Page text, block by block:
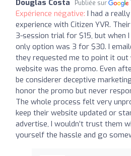
Douglas Costa Publiée sur
Expérience négative: I had a
experience with Citizen YVR.
3-session trial for $15, but when
only option was 3 for $30. I
they requested me to point it
website was the promo. Even
be considerer deceptive
honor the promo but never
The whole process felt very
keep their website updated or
advertise, I wouldn’t trust them
yourself the hassle and go